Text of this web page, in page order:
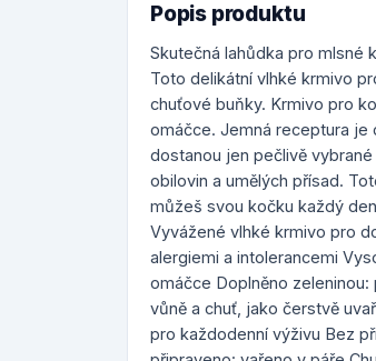
Popis produktu
Skutečná lahůdka pro mlsné
Toto delikátní vlhké krmivo
chuťové buňky. Krmivo pro
omáčce. Jemná receptura je
dostanou jen pečlivě
obilovin a umělých přísad.
můžeš svou kočku každý
Vyvážené vlhké krmivo pro
alergiemi a intolerancemi
omáčce Doplněno
vůně a chuť, jako čerstvě
pro každodenní výživu Bez